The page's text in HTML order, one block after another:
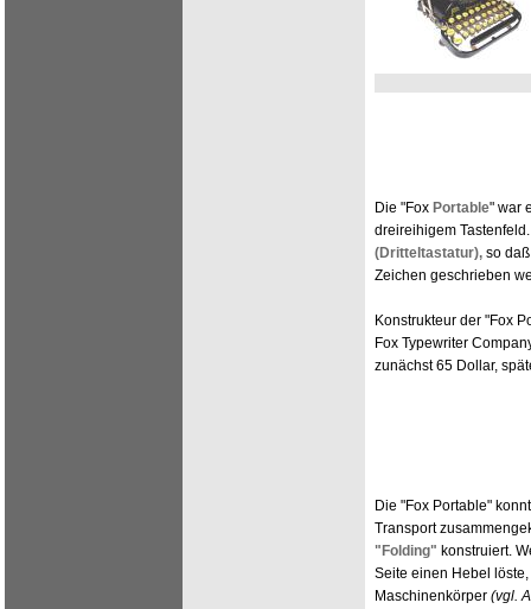
Die "Fox Portable" war
dreireihigem
(Dritteltastatur), so
Zeichen geschrieben
Konstrukteur der "Fox
Fox Typewriter
zunächst 65 Dollar,
Die "Fox Portable"
Transport
"Folding" konstruiert.
Seite einen Hebel
Maschinenkörper (vgl.